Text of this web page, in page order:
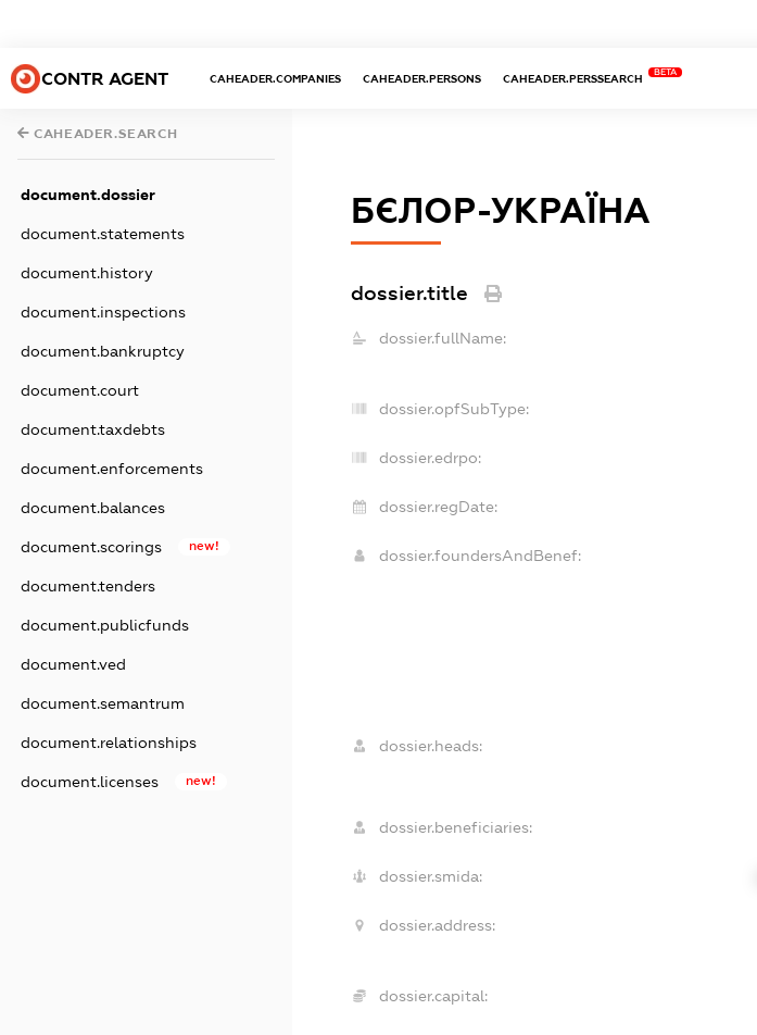
CONTR AGENT CAHEADER.COMPANIES CAHEADER.PERSONS CAHEADER.PERSSEARCH
BETA
CAHEADER.SEARCH
document.dossier
document.statements
document.history
document.inspections
document.bankruptcy
document.court
document.taxdebts
document.enforcements
document.balances
document.scorings new!
document.tenders
document.publicfunds
document.ved
document.semantrum
document.relationships
document.licenses new!
БЄЛОР-УКРАЇНА
dossier.title
dossier.fullName:
dossier.opfSubType:
dossier.edrpo:
dossier.regDate:
dossier.foundersAndBenef:
dossier.heads:
dossier.beneficiaries:
dossier.smida:
dossier.address:
dossier.capital: